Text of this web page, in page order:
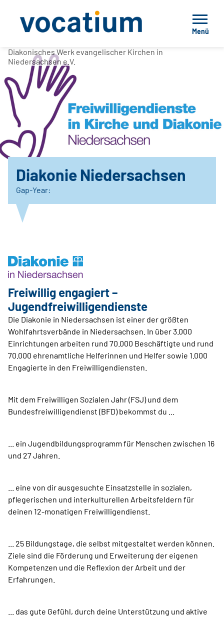
Menü
Diakonisches Werk evangelischer Kirchen in
Niedersachsen e.V.
Diakonie Niedersachsen
Gap-Year:
Freiwillig engagiert –
Jugendfreiwilligendienste
Die Diakonie in Niedersachsen ist einer der größten
Wohlfahrtsverbände in Niedersachsen. In über 3.000
Einrichtungen arbeiten rund 70.000 Beschäftigte und rund
70.000 ehrenamtliche Helferinnen und Helfer sowie 1.000
Engagierte in den Freiwilligendiensten.
Mit dem Freiwilligen Sozialen Jahr (FSJ) und dem
Bundesfreiwilligendienst (BFD) bekommst du ...
... ein Jugendbildungsprogramm für Menschen zwischen 16
und 27 Jahren.
... eine von dir ausgesuchte Einsatzstelle in sozialen,
pflegerischen und interkulturellen Arbeitsfeldern für
deinen 12-monatigen Freiwilligendienst.
... 25 Bildungstage, die selbst mitgestaltet werden können.
Ziele sind die Förderung und Erweiterung der eigenen
Kompetenzen und die Reflexion der Arbeit und der
Erfahrungen.
... das gute Gefühl, durch deine Unterstützung und aktive